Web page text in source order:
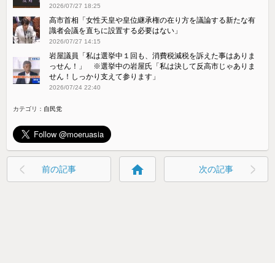
2026/07/27 18:25
高市首相「女性天皇や皇位継承権の在り方を議論する新たな有
識者会議を直ちに設置する必要はない」
2026/07/27 14:15
岩屋議員「私は選挙中１回も、消費税減税を訴えた事はありま
っせん！」 ※選挙中の岩屋氏「私は決して反高市じゃありま
せん！しっかり支えて参ります」
2026/07/24 22:40
カテゴリ： 自民党
前の記事 home 次の記事